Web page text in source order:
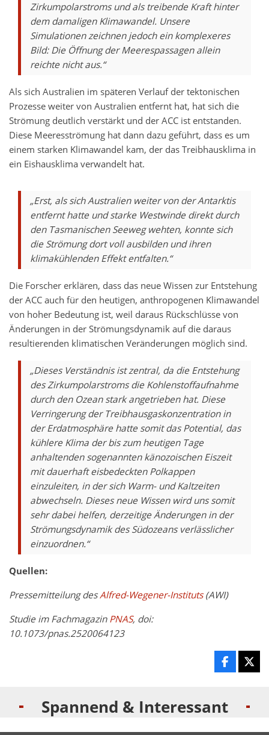
Zirkumpolarstroms und als treibende Kraft hinter
dem damaligen Klimawandel. Unsere
Simulationen zeichnen jedoch ein komplexeres
Bild: Die Öffnung der Meerespassagen allein
reichte nicht aus.“
Als sich Australien im späteren Verlauf der tektonischen
Prozesse weiter von Australien entfernt hat, hat sich die
Strömung deutlich verstärkt und der ACC ist entstanden.
Diese Meeresströmung hat dann dazu geführt, dass es um
einem starken Klimawandel kam, der das Treibhausklima in
ein Eishausklima verwandelt hat.
„Erst, als sich Australien weiter von der Antarktis
entfernt hatte und starke Westwinde direkt durch
den Tasmanischen Seeweg wehten, konnte sich
die Strömung dort voll ausbilden und ihren
klimakühlenden Effekt entfalten.“
Die Forscher erklären, dass das neue Wissen zur Entstehung
der ACC auch für den heutigen, anthropogenen Klimawandel
von hoher Bedeutung ist, weil daraus Rückschlüsse von
Änderungen in der Strömungsdynamik auf die daraus
resultierenden klimatischen Veränderungen möglich sind.
„Dieses Verständnis ist zentral, da die Entstehung
des Zirkumpolarstroms die Kohlenstoffaufnahme
durch den Ozean stark angetrieben hat. Diese
Verringerung der Treibhausgaskonzentration in
der Erdatmosphäre hatte somit das Potential, das
kühlere Klima der bis zum heutigen Tage
anhaltenden sogenannten känozoischen Eiszeit
mit dauerhaft eisbedeckten Polkappen
einzuleiten, in der sich Warm- und Kaltzeiten
abwechseln. Dieses neue Wissen wird uns somit
sehr dabei helfen, derzeitige Änderungen in der
Strömungsdynamik des Südozeans verlässlicher
einzuordnen.“
Quellen:
Pressemitteilung desAlfred-Wegener-Instituts(AWI)
Studie im FachmagazinPNAS, doi:
10.1073/pnas.2520064123
Spannend & Interessant